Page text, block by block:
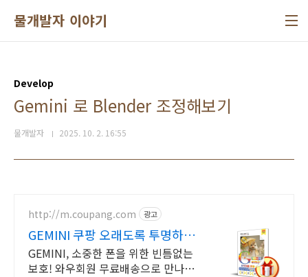
물개발자 이야기
Develop
Gemini 로 Blender 조정해보기
물개발자 2025. 10. 2. 16:55
http://m.coupang.com 광고
GEMINI 쿠팡 오래도록 투명하게
유지
GEMINI, 소중한 폰을 위한 빈틈없는
보호! 와우회원 무료배송으로 만나보